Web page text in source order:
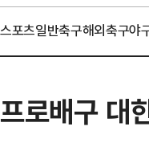
스포츠일반축구해외축구야
프로배구 대